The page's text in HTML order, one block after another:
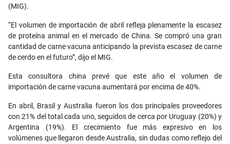
(MIG).
“El volumen de importación de abril refleja plenamente la escasez
de proteína animal en el mercado de China. Se compró una gran
cantidad de carne vacuna anticipando la prevista escasez de carne
de cerdo en el futuro”, dijo el MIG.
Esta consultora china prevé que este año el volumen de
importación de carne vacuna aumentará por encima de 40%.
En abril, Brasil y Australia fueron los dos principales proveedores
con 21% del total cada uno, seguidos de cerca por Uruguay (20%) y
Argentina (19%). El crecimiento fue más expresivo en los
volúmenes que llegaron desde Australia, sin dudas como reflejo del